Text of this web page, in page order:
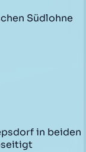
Südlohne
in beiden